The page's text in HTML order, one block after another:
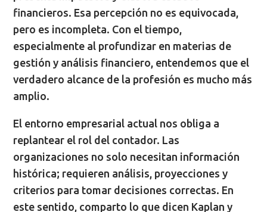
financieros. Esa percepción no es equivocada,
pero es incompleta. Con el tiempo,
especialmente al profundizar en materias de
gestión y análisis financiero, entendemos que el
verdadero alcance de la profesión es mucho más
amplio.
El entorno empresarial actual nos obliga a
replantear el rol del contador. Las
organizaciones no solo necesitan información
histórica; requieren análisis, proyecciones y
criterios para tomar decisiones correctas. En
este sentido, comparto lo que dicen Kaplan y